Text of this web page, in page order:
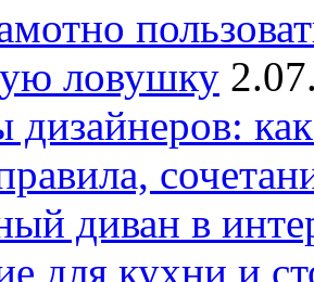
ловушку
дизайнеров:
диван в
для кухни и